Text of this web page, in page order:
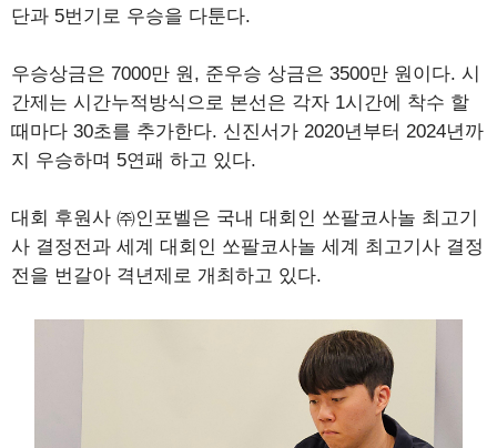
단과 5번기로 우승을 다툰다.
우승상금은 7000만 원, 준우승 상금은 3500만 원이다. 시
간제는 시간누적방식으로 본선은 각자 1시간에 착수 할
때마다 30초를 추가한다. 신진서가 2020년부터 2024년까
지 우승하며 5연패 하고 있다.
대회 후원사 ㈜인포벨은 국내 대회인 쏘팔코사놀 최고기
사 결정전과 세계 대회인 쏘팔코사놀 세계 최고기사 결정
전을 번갈아 격년제로 개최하고 있다.